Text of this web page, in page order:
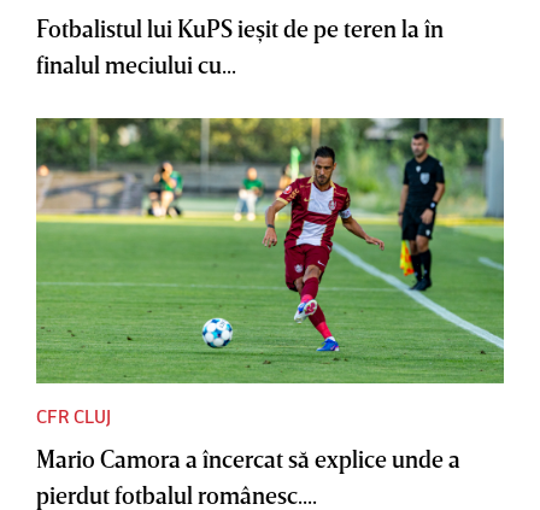
Fotbalistul lui KuPS ieşit de pe teren la în
finalul meciului cu...
CFR CLUJ
Mario Camora a încercat să explice unde a
pierdut fotbalul românesc....